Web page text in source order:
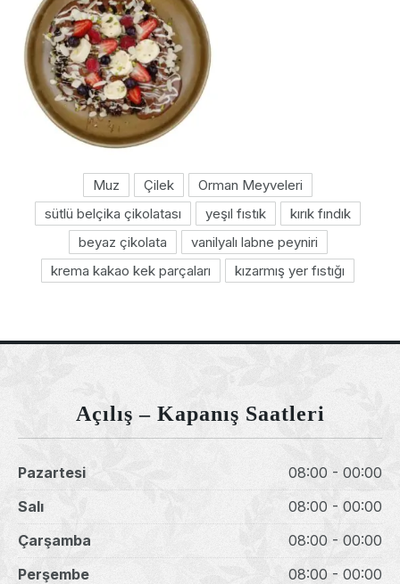
Muz Çilek
Orman Meyveleri
sütlü belçika çikolatası
yeşıl fıstık
kırık fındık
beyaz çikolata
vanilyalı labne peyniri
krema kakao kek parçaları
kızarmış yer fıstığı
Açılış – Kapanış Saatleri
Pazartesi
08:00 - 00:00
Salı
08:00 - 00:00
Çarşamba
08:00 - 00:00
Perşembe
08:00 - 00:00
Previous